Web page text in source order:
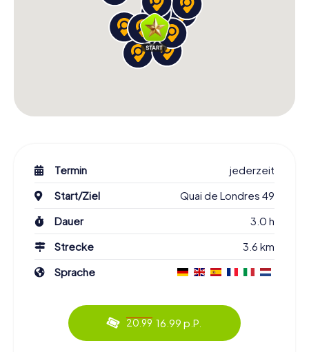
Termin
jederzeit
Start/Ziel
Quai de Londres 49
Dauer
3.0 h
Strecke
3.6 km
Sprache
20.99 16.99 p.P.